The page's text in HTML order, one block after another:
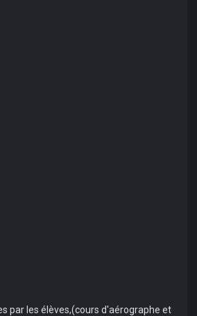
par les élèves,(cours d'aérographe et